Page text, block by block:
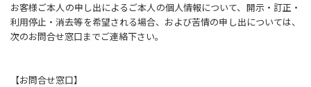
お客様ご本人の申し出によるご本人の個人情報について、開示・訂正・
利用停止・消去等を希望される場合、および苦情の申し出については、
次のお問合せ窓口までご連絡下さい。
【お問合せ窓口】